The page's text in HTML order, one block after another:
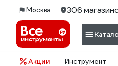
Москва 306
Акции Инструмент